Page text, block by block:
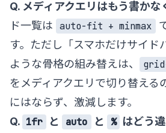
Q. メディアクエリはもう書かな
ド一覧は auto-fit + minmax
す。ただし「スマホだけサイド
ような骨格の組み替えは、
をメディアクエリで切り替える
にはならず、激減します。
Q. 1fr と auto と % はどう